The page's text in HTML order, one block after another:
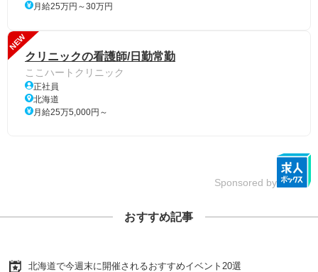
月給25万円～30万円
NEW
クリニックの看護師/日勤常勤
ここハートクリニック
正社員
北海道
月給25万5,000円～
Sponsored by
おすすめ記事
北海道で今週末に開催されるおすすめイベント20選